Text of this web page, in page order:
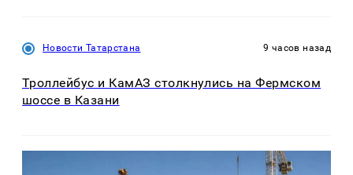
Новости Татарстана 9 часов назад
Троллейбус и КамАЗ столкнулись на Фермском
шоссе в Казани